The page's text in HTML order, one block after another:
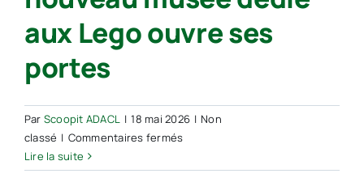
aux Lego ouvre ses
portes
Par Scoopit ADACL | 18 mai 2026 | Non
classé | Commentaires ferméssur
« Nous
Lire la suite